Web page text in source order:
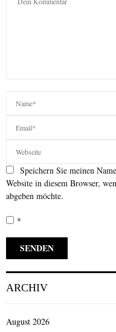
Speichern Sie meinen
Website in diesem Browser,
abgeben möchte.
*
ARCHIV
August 2026